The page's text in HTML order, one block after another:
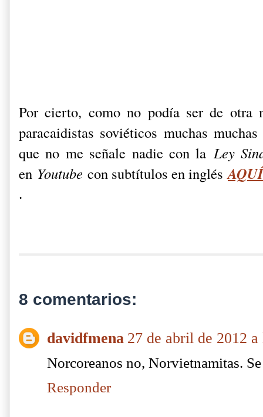
Por cierto, como no podía ser de otra
paracaidistas soviéticos muchas
que no me señale nadie con la Ley
en Youtube con subtítulos en inglésAQUÍ
.
8 comentarios:
davidfmena 27 de abril de 2012 a
Norcoreanos no, Norvietnamitas.
Responder